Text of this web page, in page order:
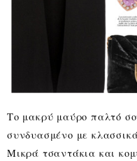
Το μακρύ μαύρο παλτό
συνδυασμένο με
Μικρά τσαντάκια και